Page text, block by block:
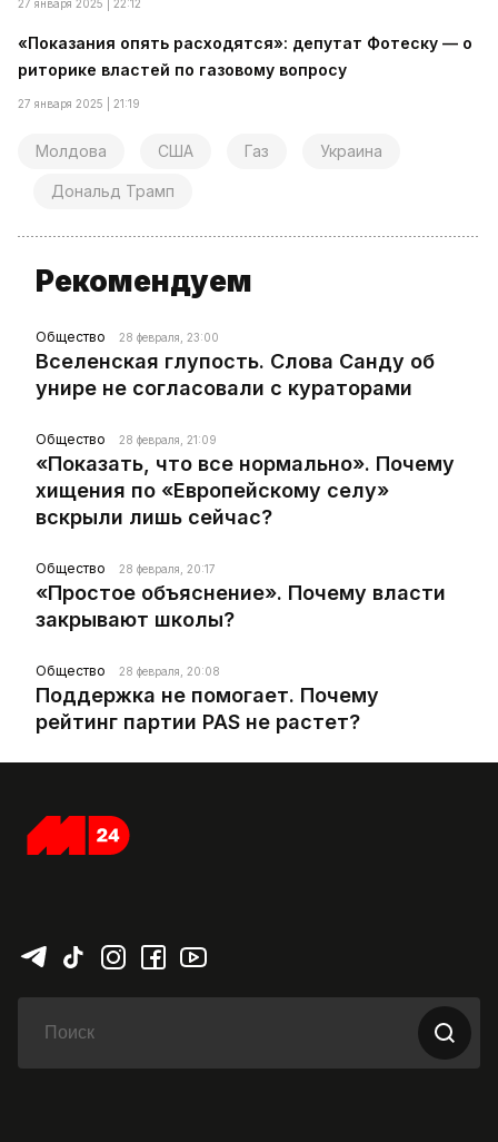
27 января 2025 | 22:12
«Показания опять расходятся»: депутат Фотеску — о
риторике властей по газовому вопросу
27 января 2025 | 21:19
Молдова США Газ Украина
Дональд Трамп
Рекомендуем
Общество 28 февраля, 23:00
Вселенская глупость. Слова Санду об
унире не согласовали с кураторами
Общество 28 февраля, 21:09
«Показать, что все нормально». Почему
хищения по «Европейскому селу»
вскрыли лишь сейчас?
Общество 28 февраля, 20:17
«Простое объяснение». Почему власти
закрывают школы?
Общество 28 февраля, 20:08
Поддержка не помогает. Почему
рейтинг партии PAS не растет?